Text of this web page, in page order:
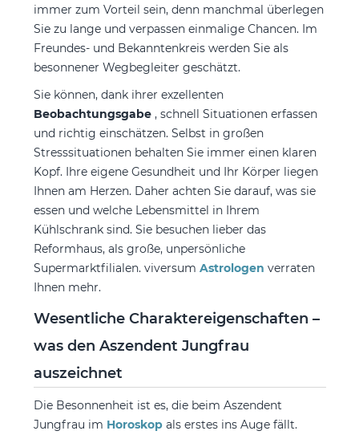
immer zum Vorteil sein, denn manchmal überlegen
Sie zu lange und verpassen einmalige Chancen. Im
Freundes- und Bekanntenkreis werden Sie als
besonnener Wegbegleiter geschätzt.
Sie können, dank ihrer exzellenten
Beobachtungsgabe , schnell Situationen erfassen
und richtig einschätzen. Selbst in großen
Stresssituationen behalten Sie immer einen klaren
Kopf. Ihre eigene Gesundheit und Ihr Körper liegen
Ihnen am Herzen. Daher achten Sie darauf, was sie
essen und welche Lebensmittel in Ihrem
Kühlschrank sind. Sie besuchen lieber das
Reformhaus, als große, unpersönliche
Supermarktfilialen. viversum Astrologen verraten
Ihnen mehr.
Wesentliche Charaktereigenschaften –
was den Aszendent Jungfrau
auszeichnet
Die Besonnenheit ist es, die beim Aszendent
Jungfrau im Horoskop als erstes ins Auge fällt.